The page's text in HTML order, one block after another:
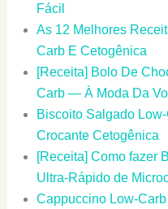
Fácil
As 12 Melhores
Carb E Cetogênica
[Receita] Bolo De
Carb — À Moda Da
Biscoito Salgado
Crocante Cetogênica
[Receita] Como fazer
Ultra-Rápido de
Cappuccino Low-